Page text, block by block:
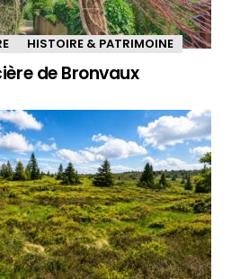
HISTOIRE & PATRIMOINE
de Bronvaux